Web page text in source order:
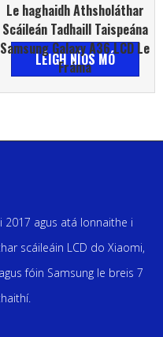
Le haghaidh Athsholáthar
Scáileán Tadhaill Taispeána
Samsung Galaxy A36 LCD Le
Fráma
LÉIGH NÍOS MÓ
2017 agus atá lonnaithe i
scáileáin LCD do Xiaomi,
fóin Samsung le breis 7